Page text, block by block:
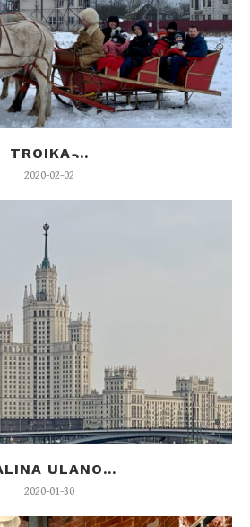
TROIKA ̵...
2020-02-02
ULANO...
2020-01-30